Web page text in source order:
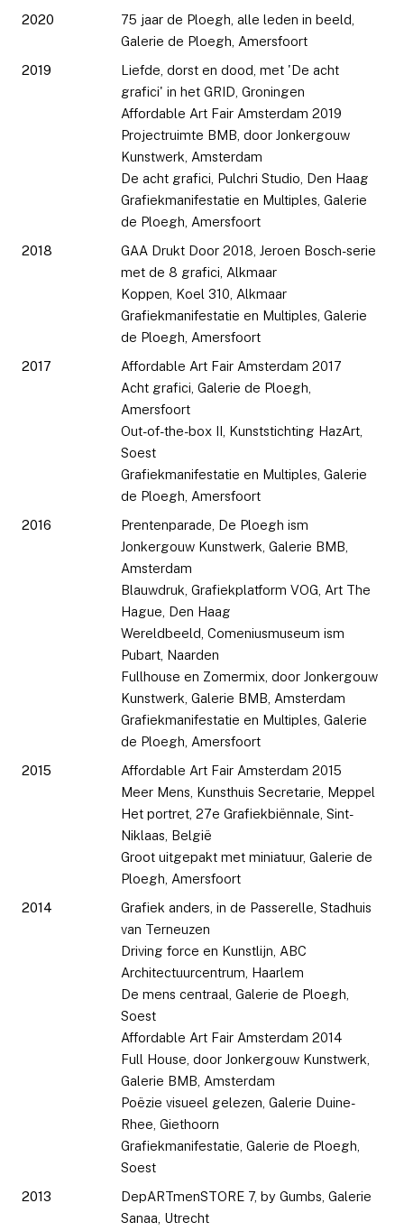
2020
75 jaar de Ploegh, alle leden in beeld,
Galerie de Ploegh, Amersfoort
2019
Liefde, dorst en dood, met 'De acht
grafici' in het GRID, Groningen
Affordable Art Fair Amsterdam 2019
Projectruimte BMB, door Jonkergouw
Kunstwerk, Amsterdam
De acht grafici, Pulchri Studio, Den Haag
Grafiekmanifestatie en Multiples, Galerie
de Ploegh, Amersfoort
2018
GAA Drukt Door 2018, Jeroen Bosch-serie
met de 8 grafici, Alkmaar
Koppen, Koel 310, Alkmaar
Grafiekmanifestatie en Multiples, Galerie
de Ploegh, Amersfoort
2017
Affordable Art Fair Amsterdam 2017
Acht grafici, Galerie de Ploegh,
Amersfoort
Out-of-the-box II, Kunststichting HazArt,
Soest
Grafiekmanifestatie en Multiples, Galerie
de Ploegh, Amersfoort
2016
Prentenparade, De Ploegh ism
Jonkergouw Kunstwerk, Galerie BMB,
Amsterdam
Blauwdruk, Grafiekplatform VOG, Art The
Hague, Den Haag
Wereldbeeld, Comeniusmuseum ism
Pubart, Naarden
Fullhouse en Zomermix, door Jonkergouw
Kunstwerk, Galerie BMB, Amsterdam
Grafiekmanifestatie en Multiples, Galerie
de Ploegh, Amersfoort
2015
Affordable Art Fair Amsterdam 2015
Meer Mens, Kunsthuis Secretarie, Meppel
Het portret, 27e Grafiekbiënnale, Sint-
Niklaas, België
Groot uitgepakt met miniatuur, Galerie de
Ploegh, Amersfoort
2014
Grafiek anders, in de Passerelle, Stadhuis
van Terneuzen
Driving force en Kunstlijn, ABC
Architectuurcentrum, Haarlem
De mens centraal, Galerie de Ploegh,
Soest
Affordable Art Fair Amsterdam 2014
Full House, door Jonkergouw Kunstwerk,
Galerie BMB, Amsterdam
Poëzie visueel gelezen, Galerie Duine-
Rhee, Giethoorn
Grafiekmanifestatie, Galerie de Ploegh,
Soest
2013
DepARTmenSTORE 7, by Gumbs, Galerie
Sanaa, Utrecht